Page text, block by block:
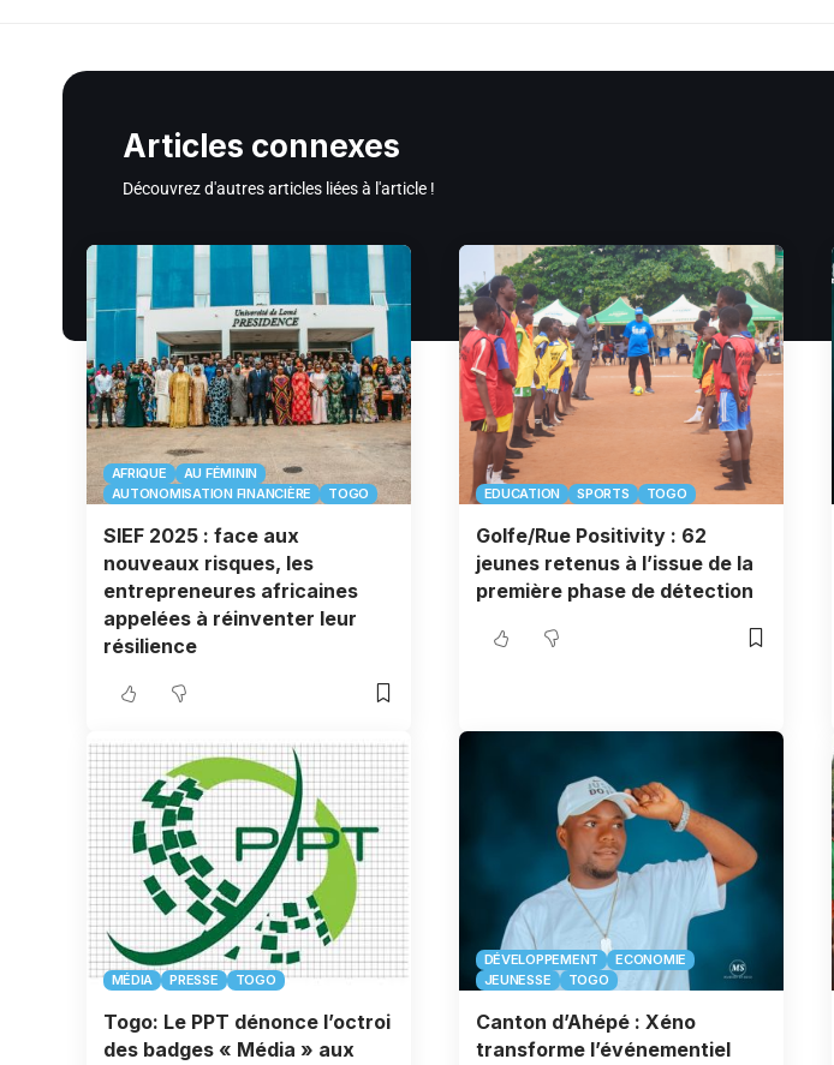
Articles connexes
Découvrez d'autres articles liées à l'article !
AFRIQUE
AU FÉMININ
AUTONOMISATION FINANCIÈRE
TOGO
SIEF 2025 : face aux
nouveaux risques, les
entrepreneures africaines
appelées à réinventer leur
résilience
EDUCATION SPORTS TOGO
Golfe/Rue Positivity : 62
jeunes retenus à l’issue de la
première phase de détection
MÉDIA PRESSE TOGO
Togo: Le PPT dénonce l’octroi
des badges « Média » aux
DÉVELOPPEMENT
ECONOMIE
JEUNESSE
TOGO
Canton d’Ahépé : Xéno
transforme l’événementiel